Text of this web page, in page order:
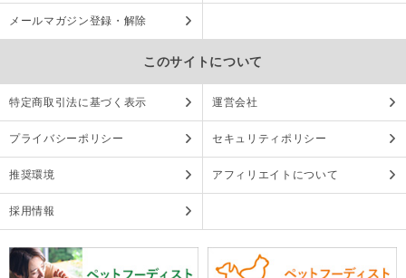
メールマガジン登録・解除
このサイトについて
特定商取引法に基づく表示 運営会社
プライバシーポリシー セキュリティポリシー
推奨環境 アフィリエイトについて
採用情報